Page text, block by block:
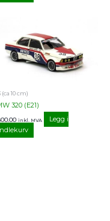
(ca 10 cm)
320 (E21)
inkl. MVA
Legg i